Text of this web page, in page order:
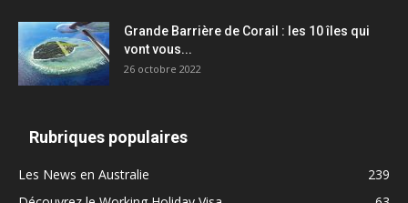
Grande Barrière de Corail : les 10 îles qui
vont vous...
26 octobre 2022
Rubriques populaires
Les News en Australie
239